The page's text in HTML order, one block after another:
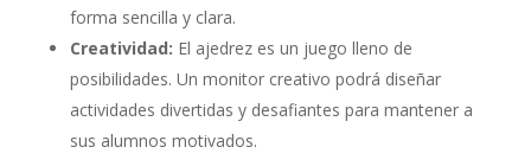
forma sencilla y clara.
Creatividad: El ajedrez es un juego lleno de
posibilidades. Un monitor creativo podrá diseñar
actividades divertidas y desafiantes para mantener a
sus alumnos motivados.